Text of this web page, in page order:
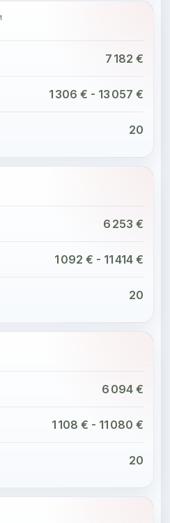
7 182 €
1 306 € - 13 057 €
20
6 253 €
1 092 € - 11 414 €
20
6 094 €
1 108 € - 11 080 €
20